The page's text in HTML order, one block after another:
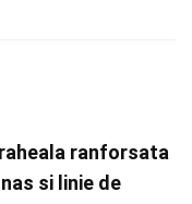
ranforsata
si linie de